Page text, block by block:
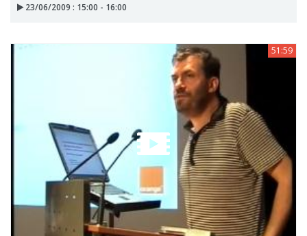
23/06/2009 : 15:00 - 16:00
51:59